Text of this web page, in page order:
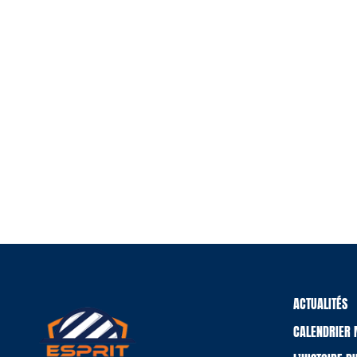
ACTUALITÉS
CALENDRIER